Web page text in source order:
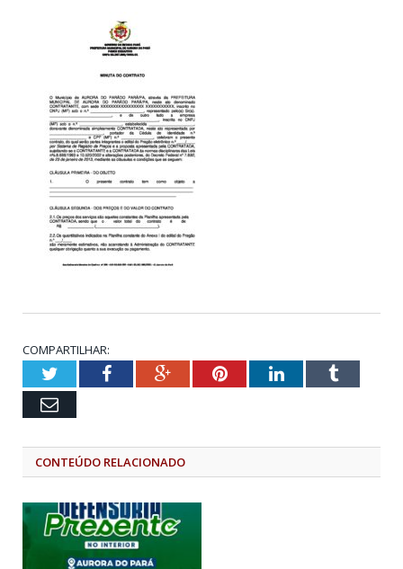
COMPARTILHAR:
TwitterFacebookGoogle+PinterestLinkedInTumblr
Email
CONTEÚDO RELACIONADO